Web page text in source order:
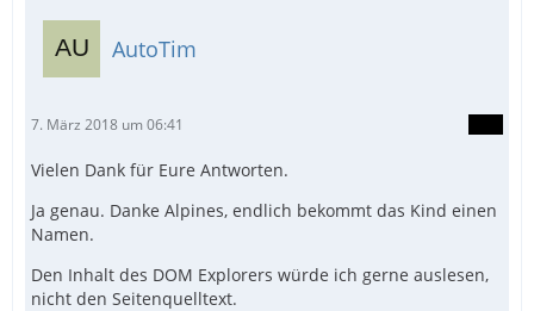
AutoTim
7. März 2018 um 06:41
Vielen Dank für Eure Antworten.
Ja genau. Danke Alpines, endlich bekommt das Kind einen
Namen.
Den Inhalt des DOM Explorers würde ich gerne auslesen,
nicht den Seitenquelltext.